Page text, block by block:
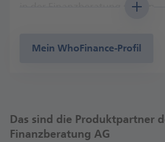
in der Finanzberatung sorgen.
Kundenbewertungen auf
Mein WhoFinance-Profil
Das sind die Produktpartner
Finanzberatung AG